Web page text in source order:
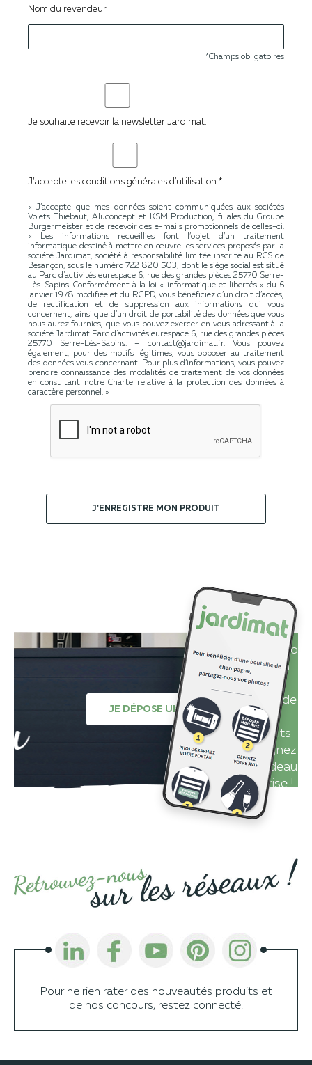
Nom du revendeur
*Champs obligatoires
Je souhaite recevoir la newsletter Jardimat.
J’accepte les conditions générales d'utilisation *
« J’accepte que mes données soient communiquées aux sociétés
Volets Thiebaut, Aluconcept et KSM Production, filiales du Groupe
Burgermeister et de recevoir des e-mails promotionnels de celles-ci.
« Les informations recueillies font l’objet d’un traitement
informatique destiné à mettre en œuvre les services proposés par la
société Jardimat, société à responsabilité limitée inscrite au RCS de
Besançon, sous le numéro 722 820 503, dont le siège social est situé
au Parc d'activités eurespace 6, rue des grandes pièces 25770 Serre-
Lès-Sapins. Conformément à la loi « informatique et libertés » du 6
janvier 1978 modifiée et du RGPD, vous bénéficiez d’un droit d’accès,
de rectification et de suppression aux informations qui vous
concernent, ainsi que d'un droit de portabilité des données que vous
nous aurez fournies, que vous pouvez exercer en vous adressant à la
société Jardimat Parc d'activités eurespace 6, rue des grandes pièces
25770 Serre-Lès-Sapins. – contact@jardimat.fr. Vous pouvez
également, pour des motifs légitimes, vous opposer au traitement
des données vous concernant. Pour plus d’informations, vous pouvez
prendre connaissance des modalités de traitement de vos données
en consultant notre Charte relative à la protection des données à
caractère personnel. »
J'ENREGISTRE MON PRODUIT
Déposez
une photo
avec un
avis
sur l'un de
nos
produits
et gagnez
un cadeau
surprise !
JE DÉPOSE UN AVIS
Pour ne rien rater des nouveautés produits et
de nos concours, restez connecté.